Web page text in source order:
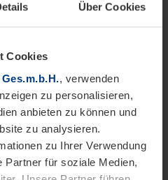
Über Cookies
Cookies
, verwenden
zu personalisieren,
anbieten zu können und
zu analysieren.
zu Ihrer Verwendung
Partner für soziale Medien,